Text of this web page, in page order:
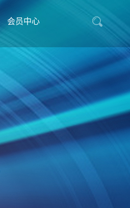
会员中心